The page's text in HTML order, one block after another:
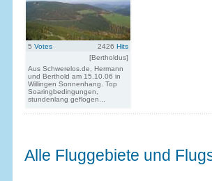
5 Votes 2426 Hits
[Bertholdus]
Aus Schwerelos.de, Hermann
und Berthold am 15.10.06 in
Willingen Sonnenhang. Top
Soaringbedingungen,
stundenlang geflogen...
Alle Fluggebiete und